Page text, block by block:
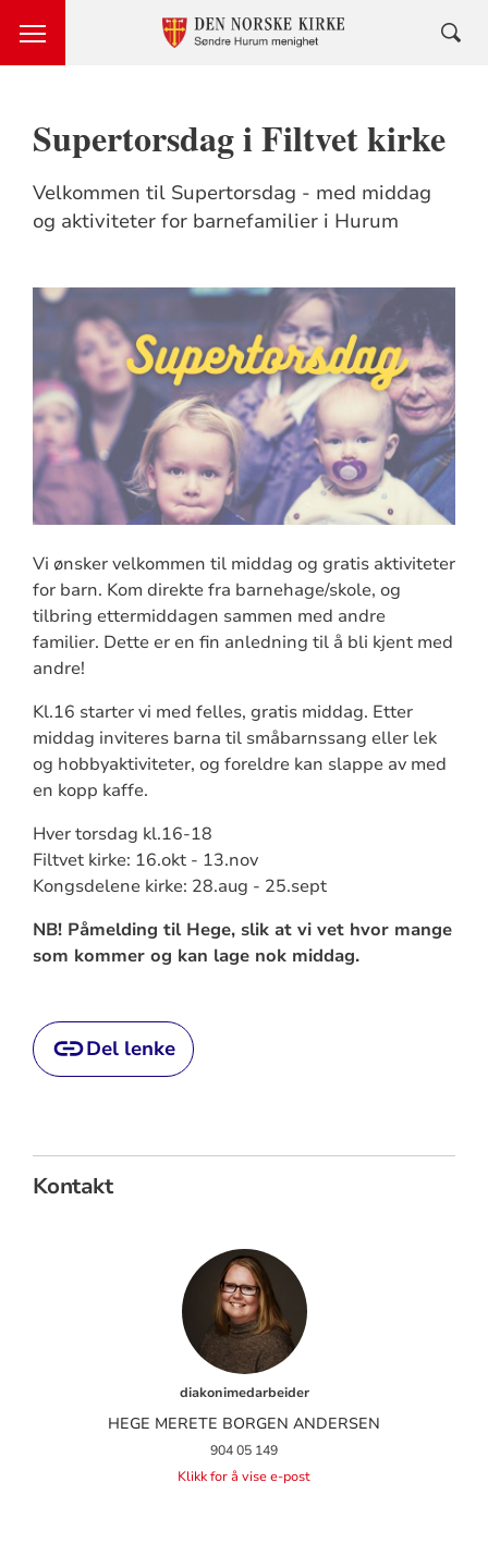
Supertorsdag i Filtvet kirke
Velkommen til Supertorsdag - med middag
og aktiviteter for barnefamilier i Hurum
Vi ønsker velkommen til middag og gratis aktiviteter
for barn. Kom direkte fra barnehage/skole, og
tilbring ettermiddagen sammen med andre
familier. Dette er en fin anledning til å bli kjent med
andre!
Kl.16 starter vi med felles, gratis middag. Etter
middag inviteres barna til småbarnssang eller lek
og hobbyaktiviteter, og foreldre kan slappe av med
en kopp kaffe.
Hver torsdag kl.16-18
Filtvet kirke: 16.okt - 13.nov
Kongsdelene kirke: 28.aug - 25.sept
NB! Påmelding til Hege, slik at vi vet hvor mange
som kommer og kan lage nok middag.
Del lenke
Kontakt
diakonimedarbeider
HEGE MERETE BORGEN ANDERSEN
904 05 149
Klikk for å vise e-post